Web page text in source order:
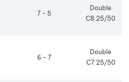
7 - 5
Double
C8 25/50
6 - 7
Double
C7 25/50